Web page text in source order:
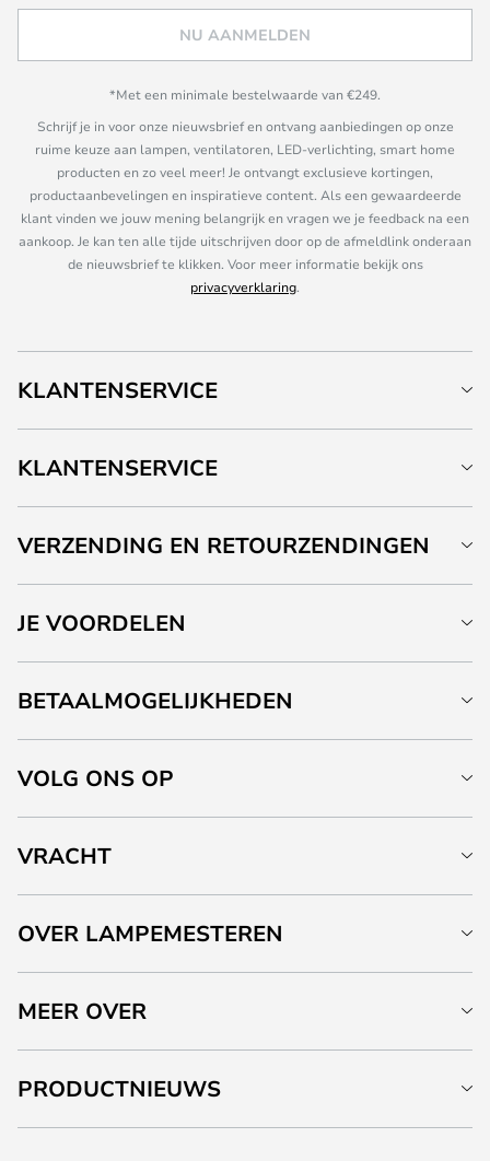
NU AANMELDEN
*Met een minimale bestelwaarde van €249.
Schrijf je in voor onze nieuwsbrief en ontvang aanbiedingen op onze
ruime keuze aan lampen, ventilatoren, LED-verlichting, smart home
producten en zo veel meer! Je ontvangt exclusieve kortingen,
productaanbevelingen en inspiratieve content. Als een gewaardeerde
klant vinden we jouw mening belangrijk en vragen we je feedback na een
aankoop. Je kan ten alle tijde uitschrijven door op de afmeldlink onderaan
de nieuwsbrief te klikken. Voor meer informatie bekijk ons
privacyverklaring.
KLANTENSERVICE
KLANTENSERVICE
VERZENDING EN RETOURZENDINGEN
JE VOORDELEN
BETAALMOGELIJKHEDEN
VOLG ONS OP
VRACHT
OVER LAMPEMESTEREN
MEER OVER
PRODUCTNIEUWS